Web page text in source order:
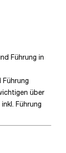
Führung in
Führung
über
Führung